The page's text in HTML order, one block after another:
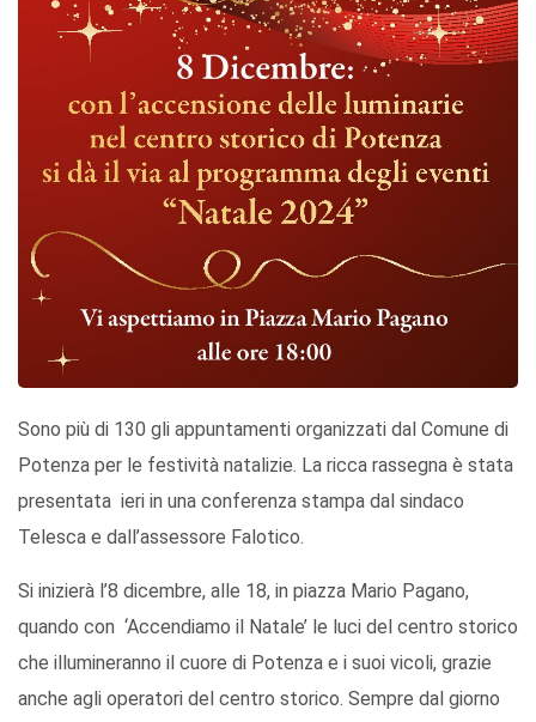
Sono più di 130 gli appuntamenti organizzati dal Comune di
Potenza per le festività natalizie. La ricca rassegna è stata
presentata ieri in una conferenza stampa dal sindaco
Telesca e dall’assessore Falotico.
Si inizierà l’8 dicembre, alle 18, in piazza Mario Pagano,
quando con ‘Accendiamo il Natale’ le luci del centro storico
che illumineranno il cuore di Potenza e i suoi vicoli, grazie
anche agli operatori del centro storico. Sempre dal giorno